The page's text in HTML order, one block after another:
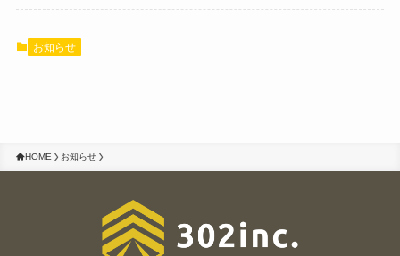
お知らせ
HOME お知らせ